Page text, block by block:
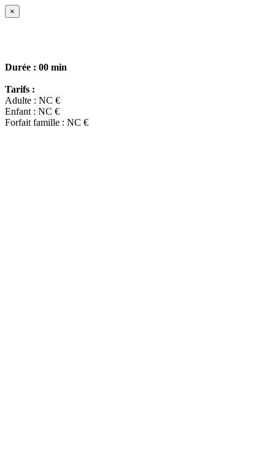
×
Durée : 00 min
Tarifs :
Adulte : NC €
Enfant : NC €
Forfait famille : NC €